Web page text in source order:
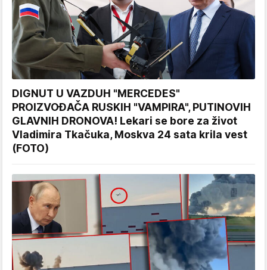
DIGNUT U VAZDUH "MERCEDES"
PROIZVOĐAČA RUSKIH "VAMPIRA", PUTINOVIH
GLAVNIH DRONOVA! Lekari se bore za život
Vladimira Tkačuka, Moskva 24 sata krila vest
(FOTO)